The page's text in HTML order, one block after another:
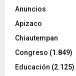
Anuncios
Apizaco
Chiautempan
Congreso (1.849)
Educación (2.125)